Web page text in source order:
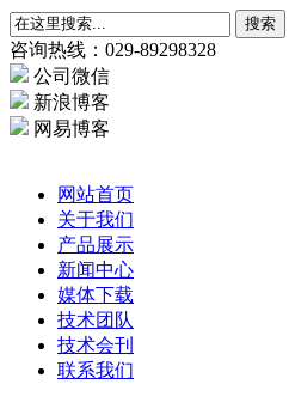
搜索
咨询热线：029-89298328
公司微信
新浪博客
网易博客
网站首页
关于我们
产品展示
新闻中心
媒体下载
技术团队
技术会刊
联系我们